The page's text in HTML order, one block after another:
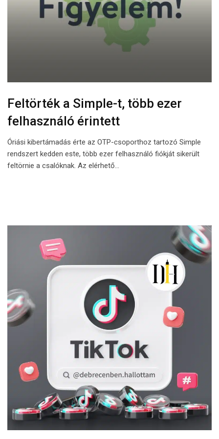
Feltörték a Simple-t, több ezer
felhasználó érintett
Óriási kibertámadás érte az OTP-csoporthoz tartozó Simple
rendszert kedden este, több ezer felhasználó fiókját sikerült
feltörnie a csalóknak. Az elérhető…